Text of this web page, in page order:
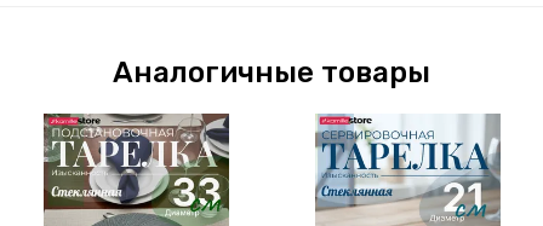
Аналогичные товары